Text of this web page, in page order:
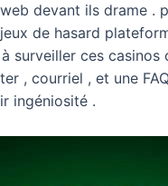
devant ils drame .
de hasard
surveiller ces
, courriel , et une
ingéniosité .